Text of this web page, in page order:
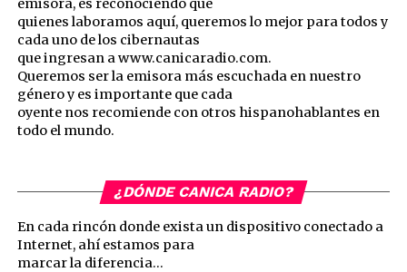
emisora, es reconociendo que
quienes laboramos aquí, queremos lo mejor para todos y
cada uno de los cibernautas
que ingresan a www.canicaradio.com.
Queremos ser la emisora más escuchada en nuestro
género y es importante que cada
oyente nos recomiende con otros hispanohablantes en
todo el mundo.
¿DÓNDE CANICA RADIO?
En cada rincón donde exista un dispositivo conectado a
Internet, ahí estamos para
marcar la diferencia…